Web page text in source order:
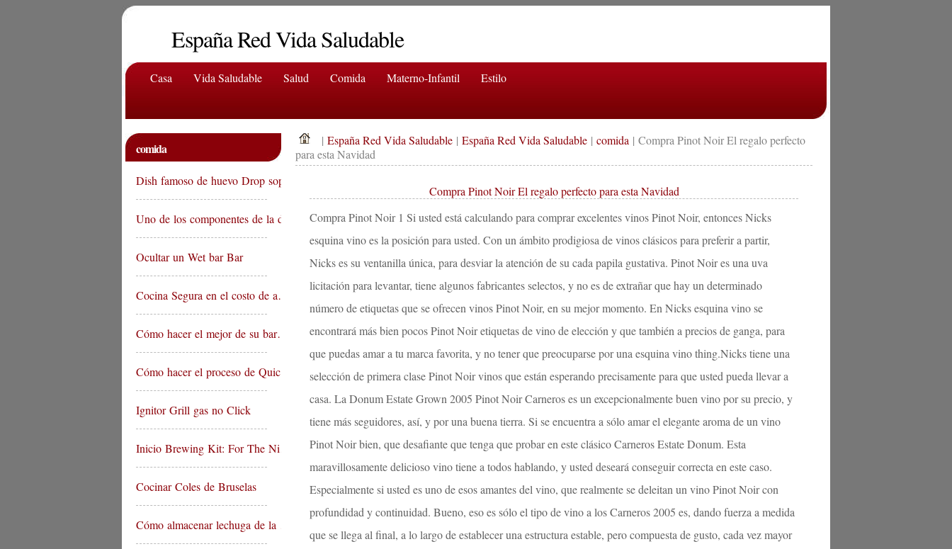
España Red Vida Saludable
Casa Vida Saludable Salud Comida Materno-Infantil Estilo
comida
Dish famoso de huevo Drop sopa…
Uno de los componentes de la d…
Ocultar un Wet bar Bar
Cocina Segura en el costo de a…
Cómo hacer el mejor de su bar…
Cómo hacer el proceso de Quic…
Ignitor Grill gas no Click
Inicio Brewing Kit: For The Ni…
Cocinar Coles de Bruselas
Cómo almacenar lechuga de la …
| España Red Vida Saludable | España Red Vida Saludable | comida | Compra Pinot Noir El regalo perfecto
para esta Navidad
Compra Pinot Noir El regalo perfecto para esta Navidad
Compra Pinot Noir 1 Si usted está calculando para comprar excelentes vinos Pinot Noir, entonces Nicks
esquina vino es la posición para usted. Con un ámbito prodigiosa de vinos clásicos para preferir a partir,
Nicks es su ventanilla única, para desviar la atención de su cada papila gustativa. Pinot Noir es una uva
licitación para levantar, tiene algunos fabricantes selectos, y no es de extrañar que hay un determinado
número de etiquetas que se ofrecen vinos Pinot Noir, en su mejor momento. En Nicks esquina vino se
encontrará más bien pocos Pinot Noir etiquetas de vino de elección y que también a precios de ganga, para
que puedas amar a tu marca favorita, y no tener que preocuparse por una esquina vino thing.Nicks tiene una
selección de primera clase Pinot Noir vinos que están esperando precisamente para que usted pueda llevar a
casa. La Donum Estate Grown 2005 Pinot Noir Carneros es un excepcionalmente buen vino por su precio, y
tiene más seguidores, así, y por una buena tierra. Si se encuentra a sólo amar el elegante aroma de un vino
Pinot Noir bien, que desafiante que tenga que probar en este clásico Carneros Estate Donum. Esta
maravillosamente delicioso vino tiene a todos hablando, y usted deseará conseguir correcta en este caso.
Especialmente si usted es uno de esos amantes del vino, que realmente se deleitan un vino Pinot Noir con
profundidad y continuidad. Bueno, eso es sólo el tipo de vino a los Carneros 2005 es, dando fuerza a medida
que se llega al final, a lo largo de establecer una estructura estable, pero compuesta de gusto, cada vez mayor